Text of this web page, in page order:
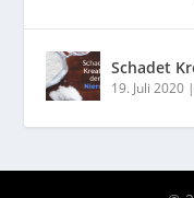
Schadet
19. Juli 2020